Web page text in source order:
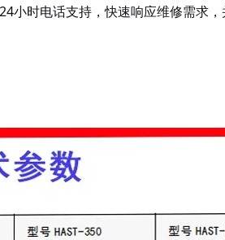
小时电话支持，快速响应维修需求